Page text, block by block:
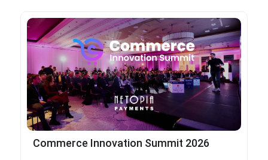
Commerce Innovation Summit 2026